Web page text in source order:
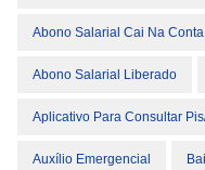
Abono Salarial Cai Na
Abono Salarial Liberado
Aplicativo Para Consultar
Auxílio Emergencial